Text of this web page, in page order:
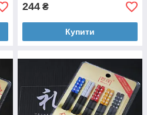
244 ₴
Купити